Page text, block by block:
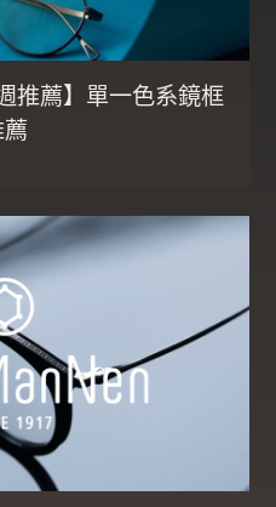
推薦】單一色系鏡框